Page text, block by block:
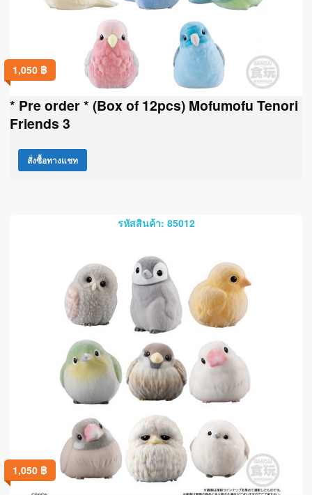
1,050 ฿
* Pre order * (Box of 12pcs) Mofumofu Tenori
Friends 3
สั่งซื้อทางแชท
รหัสสินค้า: 85012
1,050 ฿